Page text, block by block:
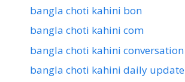
bangla choti kahini bon
bangla choti kahini com
bangla choti kahini conversation
bangla choti kahini daily update